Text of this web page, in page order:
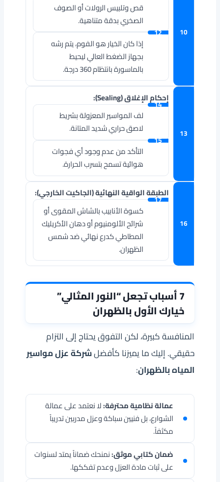
قص وتلبيس الرولات أو الصوف
الصخري بدقة متناهية.
إذا كان الخيار هو الفوم، يتم رشه
بجهاز الضغط العالي ليحيط
بالماسورة بانتظام 360 درجة.
إحكام الإغلاق (Sealing):
لف المواسير المعزولة بشريط
لاصق حراري شديد المتانة.
التأكد من عدم وجود أي فجوات
هوائية تسمح بتسرب الحرارة.
الطبقة الواقية النهائية (الجاكيت الخارجي):
كسوة الأنابيب بالشاش المقوى أو
شرائح الألومنيوم أو دهان الأكريليك
المطاطي كدرع نهائي ضد شمس
الظهران.
7 أسباب تجعل “النور المثالي”
خيارك الأول بالظهران
المنافسة كبيرة، لكن التفوق يحتاج إلى التزام
حقيقي. إليك ما يميزنا كأفضلشركة عزل مواسير
المياه بالظهران:
عمالة نظامية محترفة:لا نعتمد على عمالة
الشوارع، بل فنيين سباكة وعزل مدربين تدريباً
مكثفاً.
ضمان كتابي موثق:نمنحك ضماناً يمتد لسنوات
على ثبات مادة العزل وعدم تفككها.